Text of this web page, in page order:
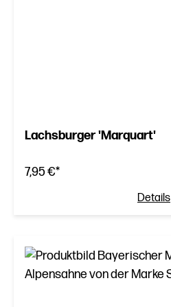
Lachsburger 'Marquart'
7,95 €*
Details